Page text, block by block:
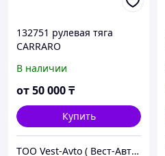
132751 рулевая тяга
CARRARO
В наличии
от50 000₸
Купить
ТОО Vest-Avto ( Вест-Авто )